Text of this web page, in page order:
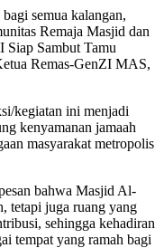
semua kalangan,
Remaja Masjid dan
Sambut Tamu
Remas-GenZI MAS,
kegiatan ini menjadi
kenyamanan jamaah
masyarakat metropolis
bahwa Masjid Al-
tetapi juga ruang yang
sehingga kehadiran
tempat yang ramah bagi